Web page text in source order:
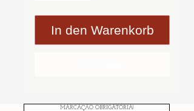
In den Warenkorb
MARCAÇÃO OBRIGATÓRIA!